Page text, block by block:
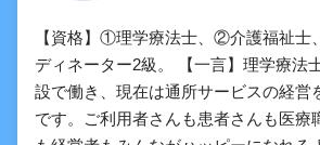
【資格】①理学療法士、②介護福祉士
ディネーター2級。 【一言】理学療法
設で働き、現在は通所サービスの経営
です。ご利用者さんも患者さんも医療